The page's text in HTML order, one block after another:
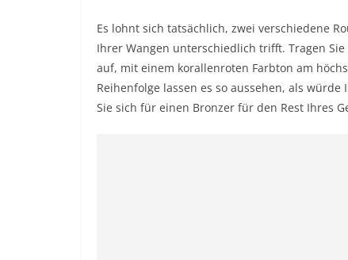
Es lohnt sich tatsächlich, zwei verschiedene
Ihrer Wangen unterschiedlich trifft. Tragen
auf, mit einem korallenroten Farbton am
Reihenfolge lassen es so aussehen, als
Sie sich für einen Bronzer für den Rest Ihres